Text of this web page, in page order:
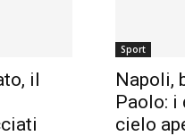
il
Sport
Napoli,
Paolo: i
cielo